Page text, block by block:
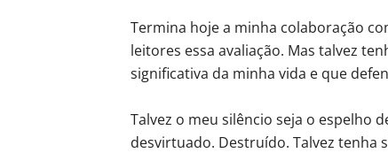
Termina hoje a minha colaboração
leitores essa avaliação. Mas talvez
significativa da minha vida e que
Talvez o meu silêncio seja o espelho
desvirtuado. Destruído. Talvez tenha